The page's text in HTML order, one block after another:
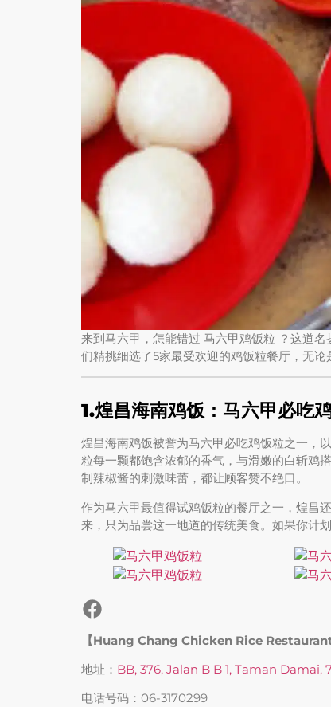
来到马六甲，怎能错过 马六甲鸡饭粒 ？这道
们精挑细选了5家最受欢迎的鸡饭粒餐厅，无
1.煌昌海南鸡饭：马六甲必吃
煌昌海南鸡饭被誉为马六甲必吃鸡饭粒之一，
粒每一颗都饱含浓郁的香气，与滑嫩的白斩鸡
制辣椒酱的刺激味蕾，都让顾客赞不绝口。
作为马六甲最值得试鸡饭粒的餐厅之一，煌昌
来，只为品尝这一地道的传统美食。如果你计
【Huang Chang Chicken Rice Restaurant
地址： BB, 376, Jalan B B 1, Taman Damai,
电话号码：06-3170299